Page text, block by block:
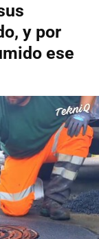
y por
ese